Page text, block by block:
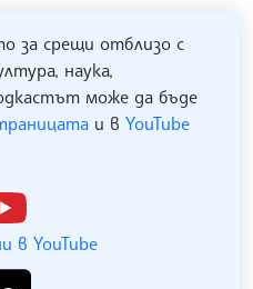
за срещи отблизо с
наука,
може да бъде
и в YouTube
в YouTube